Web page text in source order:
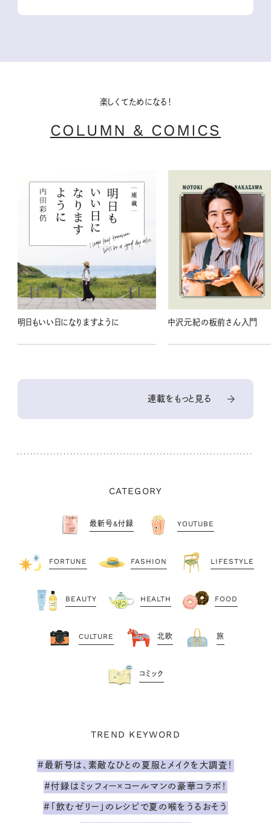
楽しくてためになる！
COLUMN & COMICS
明日もいい日になりますように 中沢元紀の板前さん入門
連載をもっと見る
CATEGORY
最新号&付録 YOUTUBE
FORTUNE FASHION LIFESTYLE
BEAUTY HEALTH FOOD
CULTURE 北欧 旅
コミック
TREND KEYWORD
#最新号は、素敵なひとの夏服とメイクを大調査！
#付録はミッフィー×コールマンの豪華コラボ！
#「飲むゼリー」のレシピで夏の喉をうるおそう